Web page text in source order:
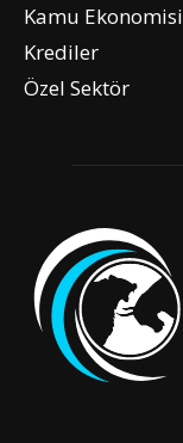
Kamu Ekonomisi
Krediler
Özel Sektör